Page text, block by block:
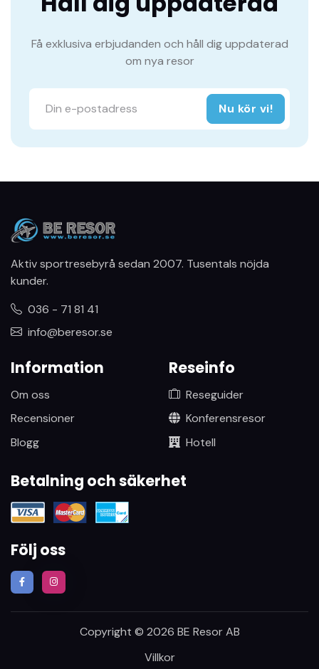
Få exklusiva erbjudanden och håll dig uppdaterad
om nya resor
Nu kör vi!
Aktiv sportresebyrå sedan 2007. Tusentals nöjda
kunder.
036 - 71 81 41
info@beresor.se
Information
Om oss
Recensioner
Blogg
Reseinfo
Reseguider
Konferensresor
Hotell
Betalning och säkerhet
Följ oss
Copyright © 2026 BE Resor AB
Villkor